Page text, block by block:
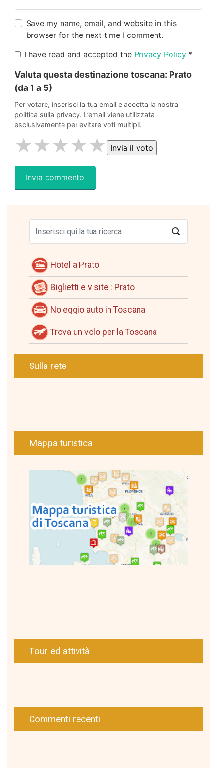
Save my name, email, and website in this
browser for the next time I comment.
I have read and accepted the Privacy Policy *
Valuta questa destinazione toscana: Prato
(da 1 a 5)
Per votare, inserisci la tua email e accetta la nostra
politica sulla privacy. L’email viene utilizzata
esclusivamente per evitare voti multipli.
★
★
★
★
★
Hotel a Prato
Biglietti e visite : Prato
Noleggio auto in Toscana
Trova un volo per la Toscana
Sulla rete
Mappa turistica
Tour ed attività
Commenti recenti